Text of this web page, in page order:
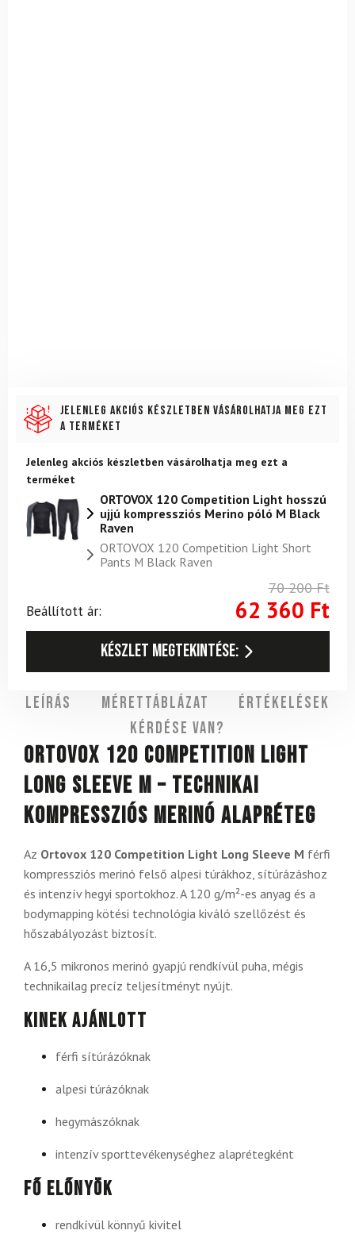
Jelenleg akciós készletben vásárolhatja meg ezt
a terméket
Jelenleg akciós készletben vásárolhatja meg ezt a
terméket
ORTOVOX 120 Competition Light hosszú
ujjú kompressziós Merino póló M Black
Raven
ORTOVOX 120 Competition Light Short
Pants M Black Raven
70 200Ft
Beállított ár:
62 360 Ft
Készlet megtekintése:
Leírás Mérettáblázat
Értékelések
Kérdése van?
Ortovox 120 Competition Light
Long Sleeve M – technikai
kompressziós merinó alapréteg
Az Ortovox 120 Competition Light Long Sleeve M férfi
kompressziós merinó felső alpesi túrákhoz, sítúrázáshoz
és intenzív hegyi sportokhoz. A 120 g/m²-es anyag és a
bodymapping kötési technológia kiváló szellőzést és
hőszabályozást biztosít.
A 16,5 mikronos merinó gyapjú rendkívül puha, mégis
technikailag precíz teljesítményt nyújt.
Kinek ajánlott
férfi sítúrázóknak
alpesi túrázóknak
hegymászóknak
intenzív sporttevékenységhez alaprétegként
Fő előnyök
rendkívül könnyű kivitel